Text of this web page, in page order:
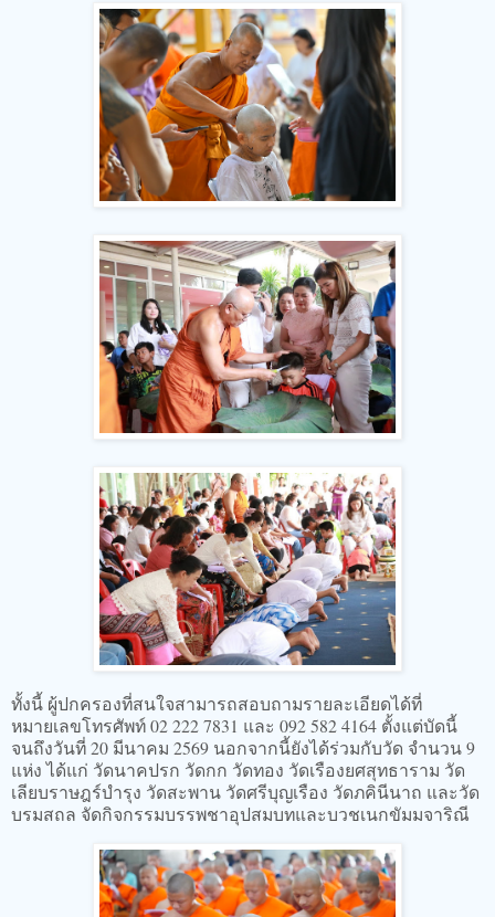
ทั้งนี้ ผู้ปกครองที่สนใจสามารถสอบถามรายละเอียดได้ที่
หมายเลขโทรศัพท์ 02 222 7831 และ 092 582 4164 ตั้งแต่บัดนี้
จนถึงวันที่ 20 มีนาคม 2569 นอกจากนี้ยังได้ร่วมกับวัด จำนวน 9
แห่ง ได้แก่ วัดนาคปรก วัดกก วัดทอง วัดเรืองยศสุทธาราม วัด
เลียบราษฎร์บำรุง วัดสะพาน วัดศรีบุญเรือง วัดภคินีนาถ และวัด
บรมสถล จัดกิจกรรมบรรพชาอุปสมบทและบวชเนกขัมมจาริณี